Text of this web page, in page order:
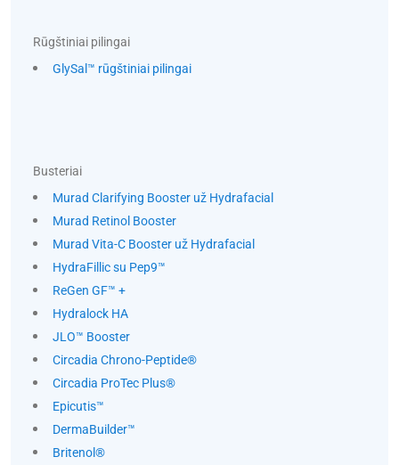
Rūgštiniai pilingai
GlySal™ rūgštiniai pilingai
Busteriai
Murad Clarifying Booster už Hydrafacial
Murad Retinol Booster
Murad Vita-C Booster už Hydrafacial
HydraFillic su Pep9™
ReGen GF™ +
Hydralock HA
JLO™ Booster
Circadia Chrono-Peptide®
Circadia ProTec Plus®
Epicutis™
DermaBuilder™
Britenol®